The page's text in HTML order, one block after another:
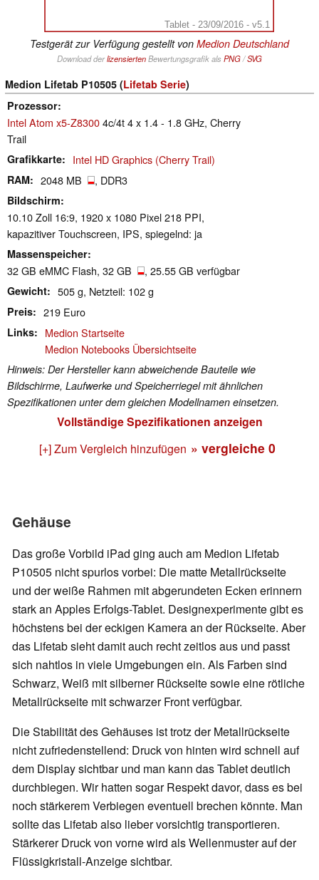
Tablet - 23/09/2016 - v5.1
Testgerät zur Verfügung gestellt von Medion Deutschland
Download derlizensiertenBewertungsgrafik als PNG/SVG
Medion Lifetab P10505 (Lifetab Serie)
Prozessor
Intel Atom x5-Z83004c/4t 4 x 1.4 - 1.8 GHz, Cherry
Trail
Grafikkarte Intel HD Graphics (Cherry Trail)
RAM 2048 MB , DDR3
Bildschirm
10.10 Zoll 16:9, 1920 x 1080 Pixel 218 PPI,
kapazitiver Touchscreen, IPS, spiegelnd: ja
Massenspeicher
32 GB eMMC Flash, 32 GB , 25.55 GB verfügbar
Gewicht 505 g, Netzteil: 102 g
Preis 219 Euro
Links
Medion Startseite
Medion Notebooks Übersichtseite
Hinweis: Der Hersteller kann abweichende Bauteile wie
Bildschirme, Laufwerke und Speicherriegel mit ähnlichen
Spezifikationen unter dem gleichen Modellnamen einsetzen.
Vollständige Spezifikationen anzeigen
[+] Zum Vergleich hinzufügen » vergleiche 0
Gehäuse
Das große Vorbild iPad ging auch am Medion Lifetab
P10505 nicht spurlos vorbei: Die matte Metallrückseite
und der weiße Rahmen mit abgerundeten Ecken erinnern
stark an Apples Erfolgs-Tablet. Designexperimente gibt es
höchstens bei der eckigen Kamera an der Rückseite. Aber
das Lifetab sieht damit auch recht zeitlos aus und passt
sich nahtlos in viele Umgebungen ein. Als Farben sind
Schwarz, Weiß mit silberner Rückseite sowie eine rötliche
Metallrückseite mit schwarzer Front verfügbar.
Die Stabilität des Gehäuses ist trotz der Metallrückseite
nicht zufriedenstellend: Druck von hinten wird schnell auf
dem Display sichtbar und man kann das Tablet deutlich
durchbiegen. Wir hatten sogar Respekt davor, dass es bei
noch stärkerem Verbiegen eventuell brechen könnte. Man
sollte das Lifetab also lieber vorsichtig transportieren.
Stärkerer Druck von vorne wird als Wellenmuster auf der
Flüssigkristall-Anzeige sichtbar.